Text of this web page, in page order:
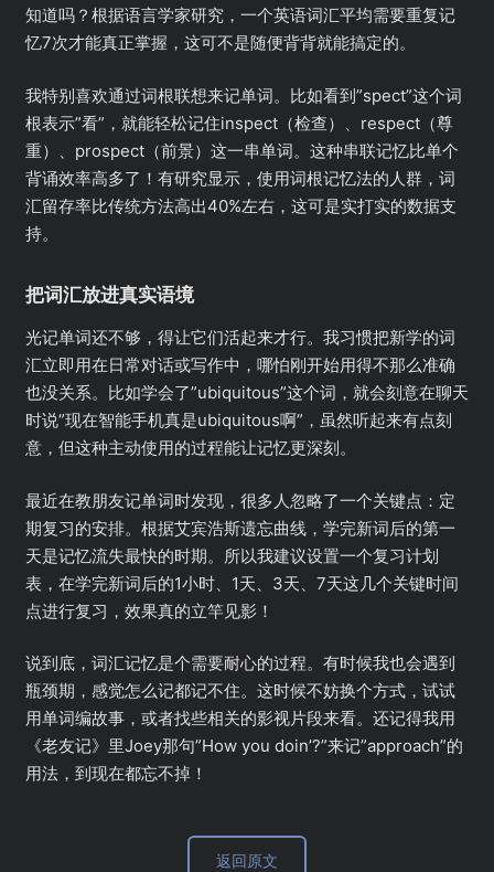
知道吗？根据语言学家研究，一个英语词汇平均需要重复记
忆7次才能真正掌握，这可不是随便背背就能搞定的。
我特别喜欢通过词根联想来记单词。比如看到”spect”这个词
根表示”看”，就能轻松记住inspect（检查）、respect（尊
重）、prospect（前景）这一串单词。这种串联记忆比单个
背诵效率高多了！有研究显示，使用词根记忆法的人群，词
汇留存率比传统方法高出40%左右，这可是实打实的数据支
持。
把词汇放进真实语境
光记单词还不够，得让它们活起来才行。我习惯把新学的词
汇立即用在日常对话或写作中，哪怕刚开始用得不那么准确
也没关系。比如学会了”ubiquitous”这个词，就会刻意在聊天
时说”现在智能手机真是ubiquitous啊”，虽然听起来有点刻
意，但这种主动使用的过程能让记忆更深刻。
最近在教朋友记单词时发现，很多人忽略了一个关键点：定
期复习的安排。根据艾宾浩斯遗忘曲线，学完新词后的第一
天是记忆流失最快的时期。所以我建议设置一个复习计划
表，在学完新词后的1小时、1天、3天、7天这几个关键时间
点进行复习，效果真的立竿见影！
说到底，词汇记忆是个需要耐心的过程。有时候我也会遇到
瓶颈期，感觉怎么记都记不住。这时候不妨换个方式，试试
用单词编故事，或者找些相关的影视片段来看。还记得我用
《老友记》里Joey那句”How you doin’?”来记”approach”的
用法，到现在都忘不掉！
返回原文